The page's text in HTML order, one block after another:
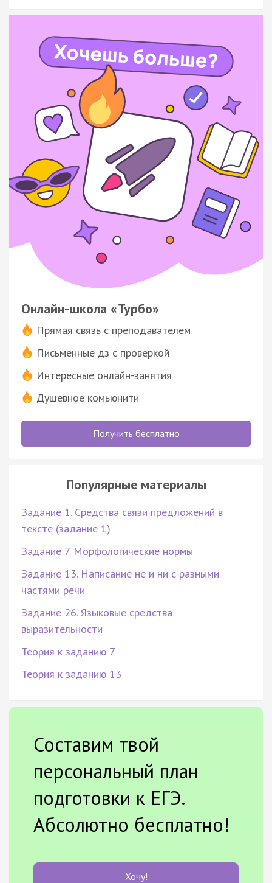
Онлайн-школа «Турбо»
Прямая связь с преподавателем
Письменные дз с проверкой
Интересные онлайн-занятия
Душевное комьюнити
Получить бесплатно
Популярные материалы
Задание 1. Средства связи предложений в
тексте (задание 1)
Задание 7. Морфологические нормы
Задание 13. Написание не и ни с разными
частями речи
Задание 26. Языковые средства
выразительности
Теория к заданию 7
Теория к заданию 13
Составим твой
персональный план
подготовки к ЕГЭ.
Абсолютно бесплатно!
Хочу!